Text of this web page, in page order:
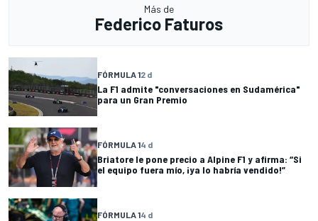
Más de
Federico Faturos
FÓRMULA 12 d
La F1 admite "conversaciones en Sudamérica"
para un Gran Premio
FÓRMULA 14 d
Briatore le pone precio a Alpine F1 y afirma: “Si
el equipo fuera mío, ¡ya lo habría vendido!”
FÓRMULA 14 d